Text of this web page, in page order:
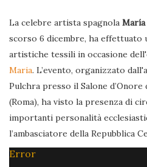
La celebre artista spagnola
scorso 6 dicembre, ha effettuato
artistiche tessili in occasione
Maria. L’evento, organizzato
Pulchra presso il Salone
(Roma), ha visto la presenza di
importanti personalità
l’ambasciatore della Repubblica
Error